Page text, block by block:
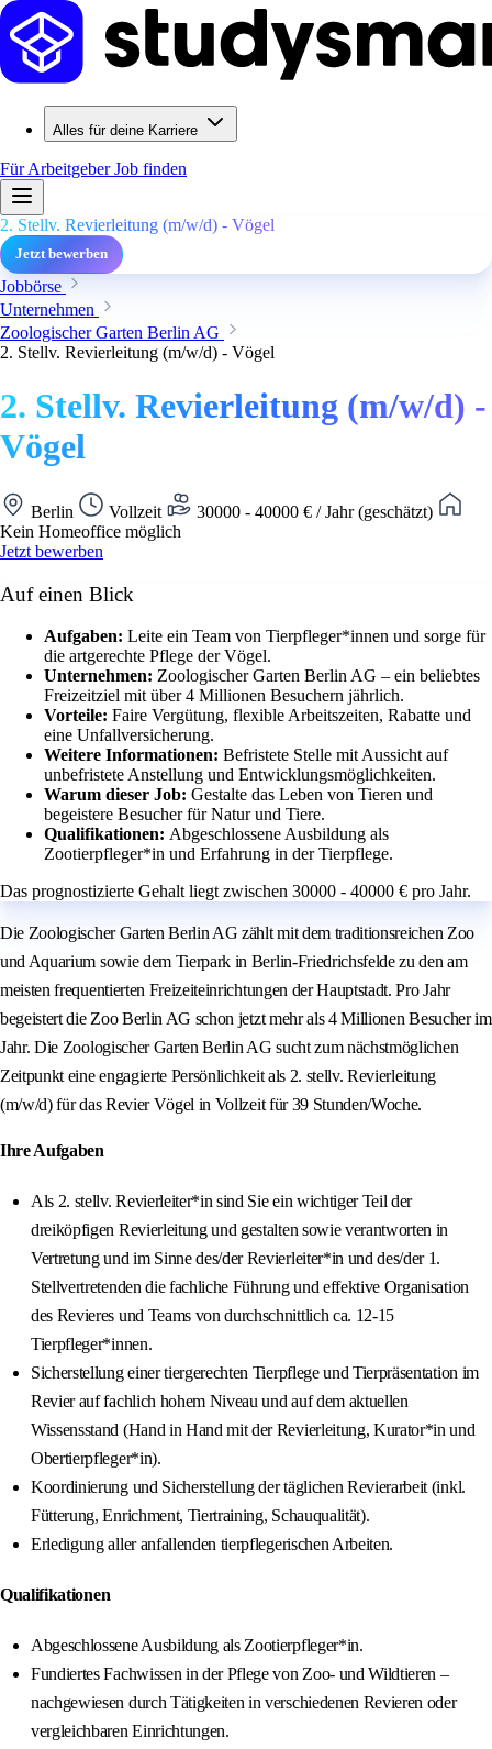
Alles für deine Karriere
Für ArbeitgeberJob finden
2. Stellv. Revierleitung (m/w/d) - Vögel
Jetzt bewerben
Jobbörse
Unternehmen
Zoologischer Garten Berlin AG
2. Stellv. Revierleitung (m/w/d) - Vögel
2. Stellv. Revierleitung (m/w/d) -
Vögel
Berlin Vollzeit
30000 - 40000 € / Jahr (geschätzt)
Kein Homeoffice möglich
Jetzt bewerben
Auf einen Blick
Aufgaben: Leite ein Team von Tierpfleger*innen und sorge für
die artgerechte Pflege der Vögel.
Unternehmen: Zoologischer Garten Berlin AG – ein beliebtes
Freizeitziel mit über 4 Millionen Besuchern jährlich.
Vorteile: Faire Vergütung, flexible Arbeitszeiten, Rabatte und
eine Unfallversicherung.
Weitere Informationen: Befristete Stelle mit Aussicht auf
unbefristete Anstellung und Entwicklungsmöglichkeiten.
Warum dieser Job: Gestalte das Leben von Tieren und
begeistere Besucher für Natur und Tiere.
Qualifikationen: Abgeschlossene Ausbildung als
Zootierpfleger*in und Erfahrung in der Tierpflege.
Das prognostizierte Gehalt liegt zwischen 30000 - 40000 € pro Jahr.
Die Zoologischer Garten Berlin AG zählt mit dem traditionsreichen Zoo
und Aquarium sowie dem Tierpark in Berlin-Friedrichsfelde zu den am
meisten frequentierten Freizeiteinrichtungen der Hauptstadt. Pro Jahr
begeistert die Zoo Berlin AG schon jetzt mehr als 4 Millionen Besucher im
Jahr. Die Zoologischer Garten Berlin AG sucht zum nächstmöglichen
Zeitpunkt eine engagierte Persönlichkeit als 2. stellv. Revierleitung
(m/w/d) für das Revier Vögel in Vollzeit für 39 Stunden/Woche.
Ihre Aufgaben
Als 2. stellv. Revierleiter*in sind Sie ein wichtiger Teil der
dreiköpfigen Revierleitung und gestalten sowie verantworten in
Vertretung und im Sinne des/der Revierleiter*in und des/der 1.
Stellvertretenden die fachliche Führung und effektive Organisation
des Revieres und Teams von durchschnittlich ca. 12-15
Tierpfleger*innen.
Sicherstellung einer tiergerechten Tierpflege und Tierpräsentation im
Revier auf fachlich hohem Niveau und auf dem aktuellen
Wissensstand (Hand in Hand mit der Revierleitung, Kurator*in und
Obertierpfleger*in).
Koordinierung und Sicherstellung der täglichen Revierarbeit (inkl.
Fütterung, Enrichment, Tiertraining, Schauqualität).
Erledigung aller anfallenden tierpflegerischen Arbeiten.
Qualifikationen
Abgeschlossene Ausbildung als Zootierpfleger*in.
Fundiertes Fachwissen in der Pflege von Zoo- und Wildtieren –
nachgewiesen durch Tätigkeiten in verschiedenen Revieren oder
vergleichbaren Einrichtungen.